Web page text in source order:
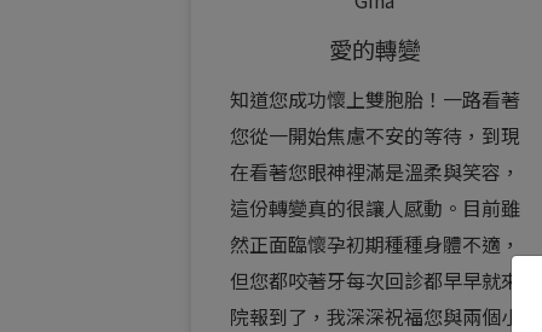
愛的轉變
知道您成功懷上雙胞胎！一路看著
您從一開始焦慮不安的等待，到現
在看著您眼神裡滿是溫柔與笑容，
這份轉變真的很讓人感動。目前雖
然正面臨懷孕初期種種身體不適，
但您都咬著牙每次回診都早早就來
院報到了，我深深祝福您與兩個小